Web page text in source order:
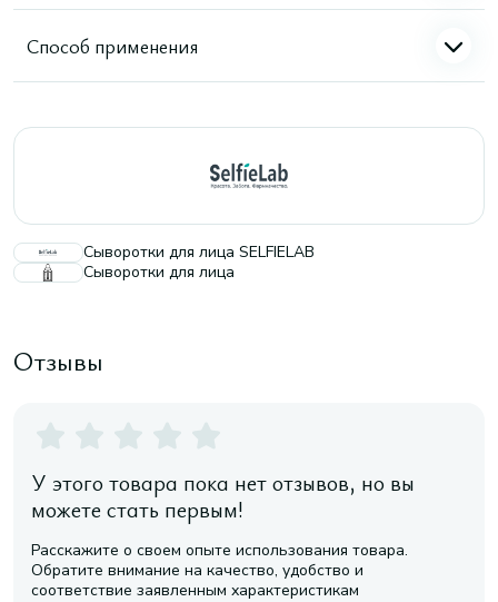
Способ применения
Сыворотки для лица SELFIELAB
Сыворотки для лица
Отзывы
У этого товара пока нет отзывов, но вы
можете стать первым!
Расскажите о своем опыте использования товара.
Обратите внимание на качество, удобство и
соответствие заявленным характеристикам